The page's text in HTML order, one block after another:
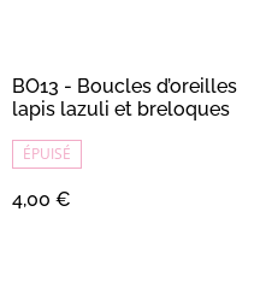
BO13 - Boucles d’oreilles
lapis lazuli et breloques
ÉPUISÉ
4,00 €